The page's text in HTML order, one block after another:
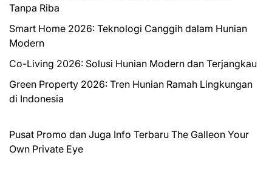
Tanpa Riba
Smart Home 2026: Teknologi Canggih dalam Hunian
Modern
Co-Living 2026: Solusi Hunian Modern dan Terjangkau
Green Property 2026: Tren Hunian Ramah Lingkungan
di Indonesia
Pusat Promo dan Juga Info Terbaru The Galleon Your
Own Private Eye